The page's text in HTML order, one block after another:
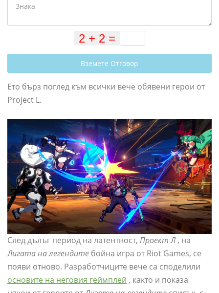
Вземете Отговор
Ето бърз поглед към всички вече обявени герои от
Project L.
След дълъг период на латентност, Проект Л, на
Лигата на легендите бойна игра от Riot Games, се
появи отново. Разработчиците вече са споделили
основите на неговия геймплей , както и показа